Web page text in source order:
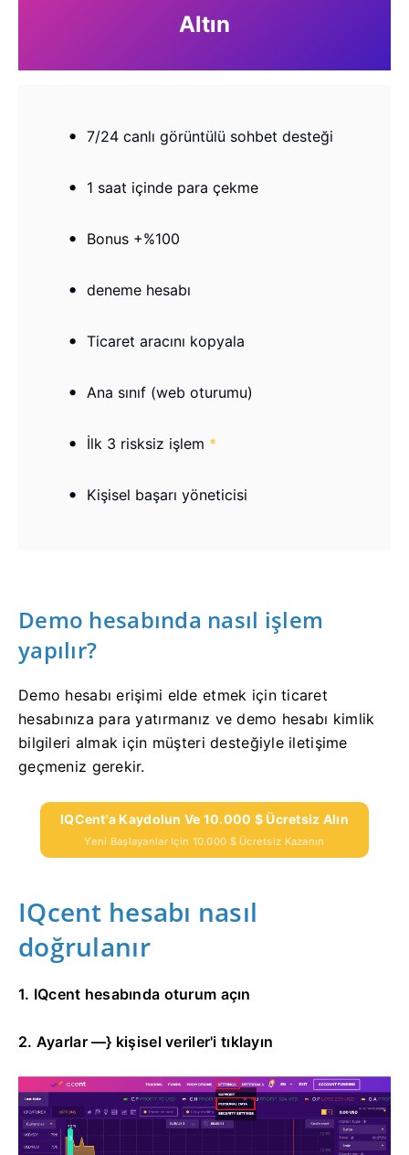
Altın
7/24 canlı görüntülü sohbet desteği
1 saat içinde para çekme
Bonus +%100
deneme hesabı
Ticaret aracını kopyala
Ana sınıf (web oturumu)
İlk 3 risksiz işlem *
Kişisel başarı yöneticisi
Demo hesabında nasıl işlem
yapılır?
Demo hesabı erişimi elde etmek için ticaret
hesabınıza para yatırmanız ve demo hesabı kimlik
bilgileri almak için müşteri desteğiyle iletişime
geçmeniz gerekir.
IQCent'a Kaydolun Ve 10.000 $ Ücretsiz Alın
Yeni Başlayanlar Için 10.000 $ Ücretsiz Kazanın
IQcent hesabı nasıl
doğrulanır
1. IQcent hesabında oturum açın
2. Ayarlar —} kişisel veriler'i tıklayın